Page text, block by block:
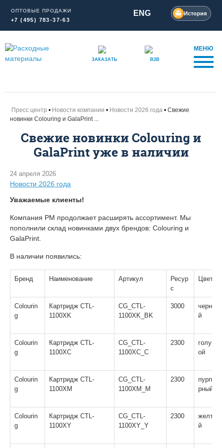
ОПТОВЫЕ ПРОДАЖИ
+7 (495) 783-37-63
ENG История
ЗАКАЗАТЬ B2B
МЕНЮ
Пресс центр Новости компании Новости 2026 года
Свежие
новинки Colouring и GalaPrint ...
Свежие новинки Colouring и
GalaPrint уже в наличии
24 апреля 2026
Новости 2026 года
Уважаемые клиенты!
Компания РМ продолжает расширять ассортимент. Мы
пополнили склад новинками двух брендов: Colouring и
GalaPrint.
В наличии появились:
Бренд Наименование Артикул
Ресур
с
Цвет
Colourin
g
Картридж CTL-
1100XK
CG_CTL-
1100XK_BK
3000
черны
й
Colourin
g
Картридж CTL-
1100XC
CG_CTL-
1100XC_C
2300
голуб
ой
Colourin
g
Картридж CTL-
1100XM
CG_CTL-
1100XM_M
2300
пурпу
рный
Colourin
g
Картридж CTL-
1100XY
CG_CTL-
1100XY_Y
2300
желты
й